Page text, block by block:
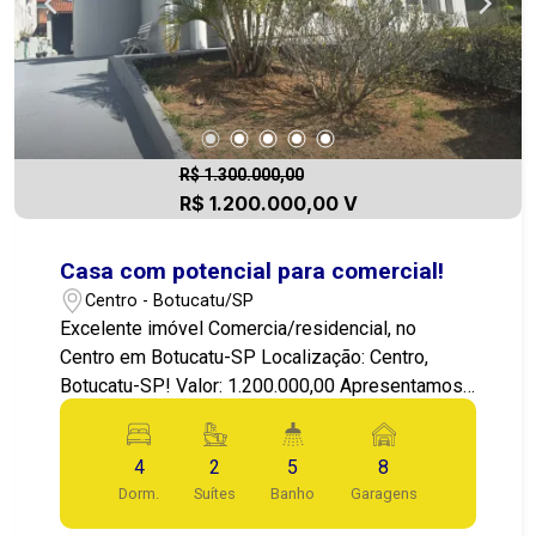
R$ 1.300.000,00
R$ 1.200.000,00 V
Casa com potencial para comercial!
Centro - Botucatu/SP
Excelente imóvel Comercia/residencial, no
Centro em Botucatu-SP Localização: Centro,
Botucatu-SP! Valor: 1.200.000,00 Apresentamos
este imóvel com potencial para seu negócio ou
rendimento, localizado na região Central da
Cidade, com potencial para comercial, e também
o conforto de uma região tranquila, para quer quer
morar, uma residência pertinho de tudo! O imóvel
4
Dorm.
2
Suítes
5
Banho
8
Garagens